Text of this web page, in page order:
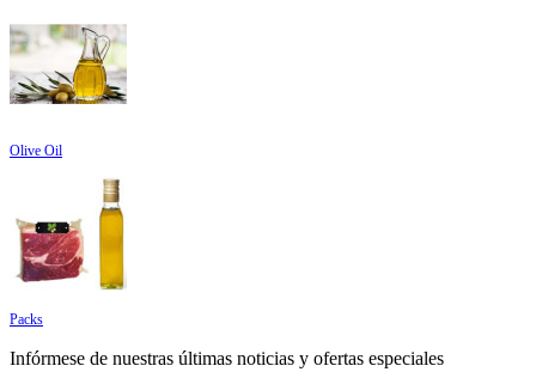
Olive Oil
Packs
Infórmese de nuestras últimas noticias y ofertas especiales